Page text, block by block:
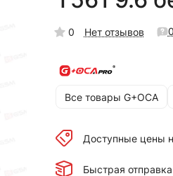
0 Нет отзывов
Все товары G+OCA
Доступные цены
Быстрая